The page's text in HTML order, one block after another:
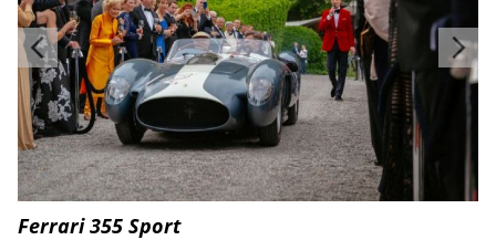
Ferrari 355 Sport